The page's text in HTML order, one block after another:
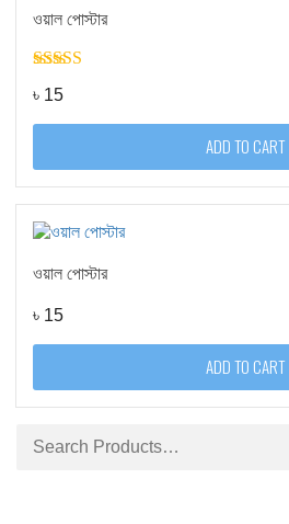
ওয়াল পোস্টার
Rated
out of 5
৳ 15
ADD TO CART
ওয়াল পোস্টার
৳ 15
ADD TO CART